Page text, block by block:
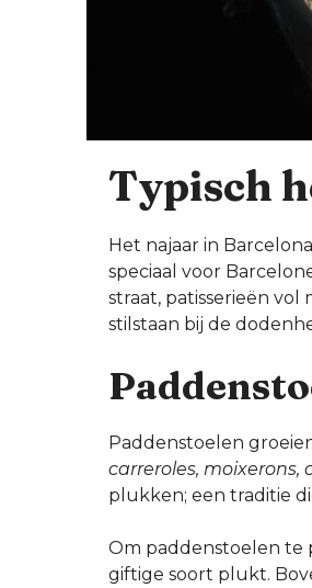
Typisch
Het najaar in
speciaal voor
straat, patisserieën vol
stilstaan bij de
Paddenstoelen
carreroles, moixerons,
plukken; een traditie
Om paddenstoelen te
giftige soort plukt.